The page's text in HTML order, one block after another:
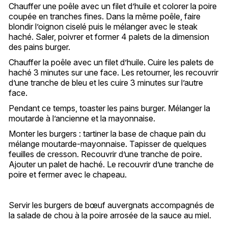
Chauffer une poêle avec un filet d’huile et colorer la poire
coupée en tranches fines. Dans la même poêle, faire
blondir l’oignon ciselé puis le mélanger avec le steak
haché. Saler, poivrer et former 4 palets de la dimension
des pains burger.
Chauffer la poêle avec un filet d’huile. Cuire les palets de
haché 3 minutes sur une face. Les retourner, les recouvrir
d’une tranche de bleu et les cuire 3 minutes sur l’autre
face.
Pendant ce temps, toaster les pains burger. Mélanger la
moutarde à l’ancienne et la mayonnaise.
Monter les burgers : tartiner la base de chaque pain du
mélange moutarde-mayonnaise. Tapisser de quelques
feuilles de cresson. Recouvrir d’une tranche de poire.
Ajouter un palet de haché. Le recouvrir d’une tranche de
poire et fermer avec le chapeau.
Servir les burgers de bœuf auvergnats accompagnés de
la salade de chou à la poire arrosée de la sauce au miel.